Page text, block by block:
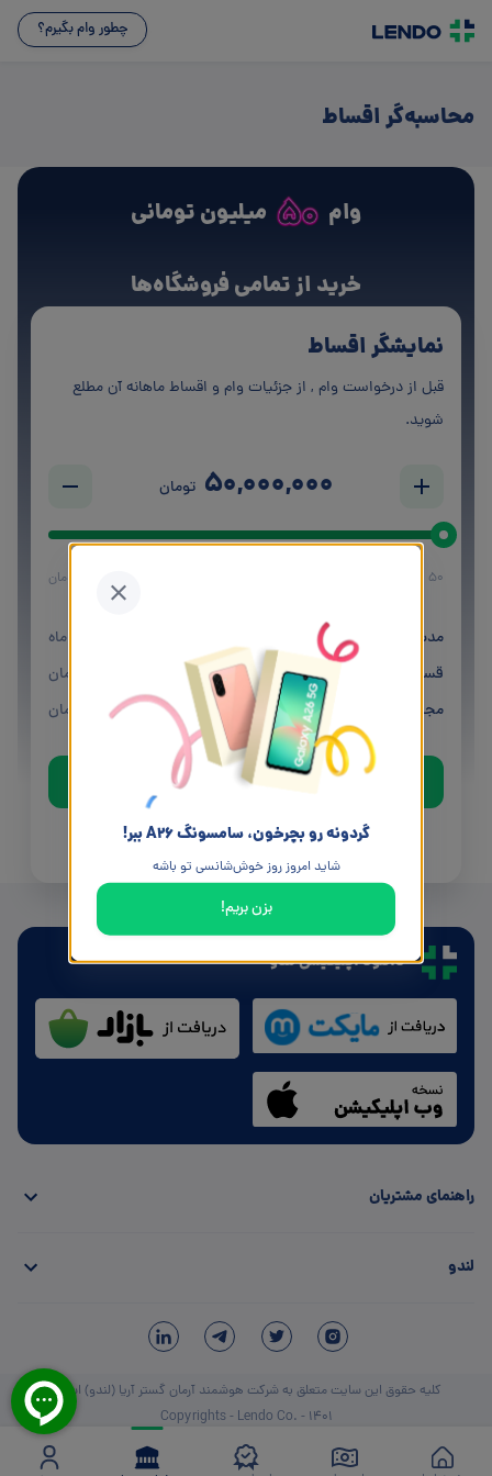
چطور وام بگیرم؟
محاسبه‌گر اقساط
وام میلیون تومانی
بدون ضامن
خرید از تمامی فروشگاه‌ها
نمایشگر اقساط
قبل از درخواست وام , از جزئیات وام و اقساط ماهانه آن مطلع
شوید.
50,000,000 تومان
50 میلیون تومان
مدت بازپرداخت:
ماه
قسط ماهیانه:
تومان
مجموع بازپرداخت اقساط:
56,445,792 تومان
درخواست وام
راهنمای دریافت وام
دانلود اپلیکیشن لندو
راهنمای مشتریان
لندو
کلیه حقوق این سایت متعلق به شرکت هوشمند آرمان گستر آریا (لندو) است.
Copyrights - Lendo Co. - 1401
گردونه رو بچرخون، سامسونگ A26 ببر!
شاید امروز روز خوش‌شانسی تو باشه
بزن بریم!